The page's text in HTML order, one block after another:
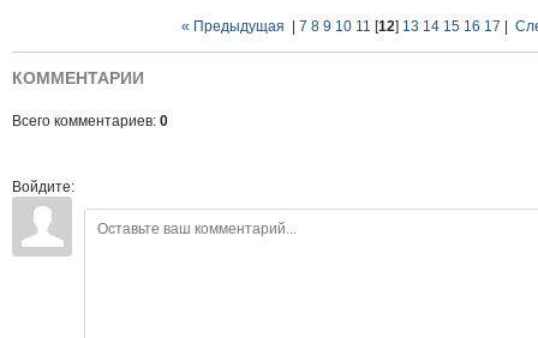
« Предыдущая 7 8 9 10 11 [12] 13 14 15 16 17
КОММЕНТАРИИ
Всего комментариев: 0
Войдите: